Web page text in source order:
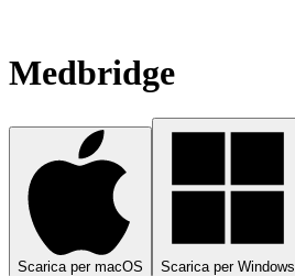
Medbridge
Scarica per macOS Scarica per Windows